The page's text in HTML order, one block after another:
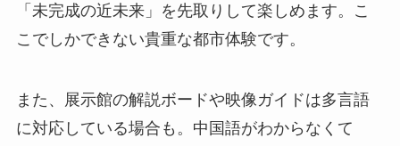
「未完成の近未来」を先取りして楽しめます。こ
こでしかできない貴重な都市体験です。
また、展示館の解説ボードや映像ガイドは多言語
に対応している場合も。中国語がわからなくて